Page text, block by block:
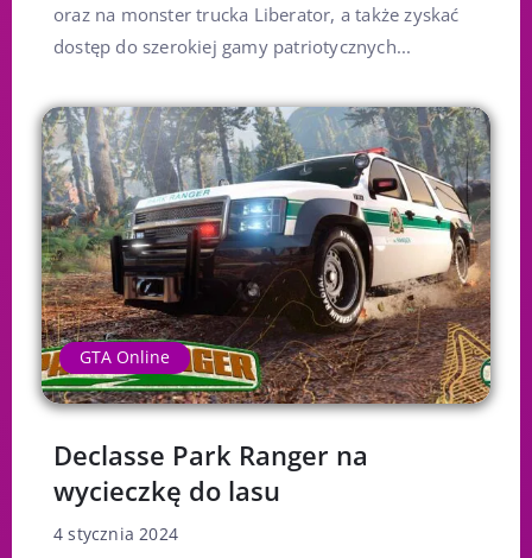
oraz na monster trucka Liberator, a także zyskać
dostęp do szerokiej gamy patriotycznych...
GTA Online
Declasse Park Ranger na
wycieczkę do lasu
4 stycznia 2024